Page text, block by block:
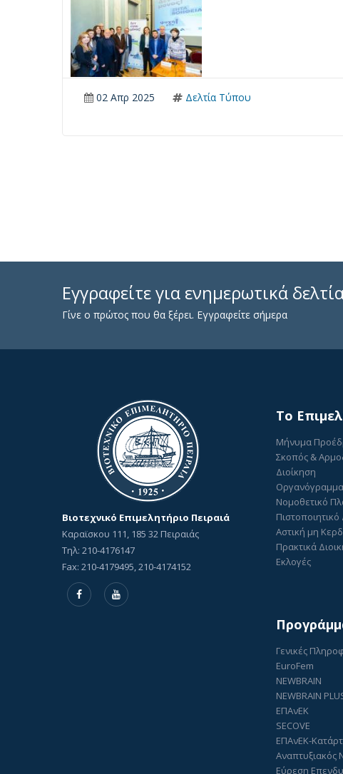
02 Απρ 2025 Δελτία Τύπου
Εγγραφείτε για ενημερωτικά
Γίνε ο πρώτος που θα ξέρει. Εγγραφείτε σήμερα
Βιοτεχνικό Επιμελητήριο Πειραιά
Καραϊσκου 111, 185 32 Πειραιάς
Τηλ: 210-4176147
Fax: 210-4179495, 210-4174152
To
Μήνυμα
Σκοπός &
Διοίκηση
Οργανόγραμμα
Νομοθετικό
Πιστοποιητικό
Αστική μη
Πρακτικά
Εκλογές
Γενικές
EuroFem
NEWBRAIN
NEWBRAIN
ΕΠΑνΕΚ
SECOVE
ΕΠΑνΕΚ-
Αναπτυξιακός
Εύρεση